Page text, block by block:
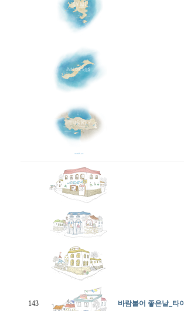
143 바람불어 좋은날_타